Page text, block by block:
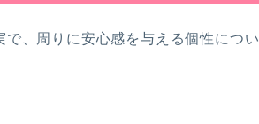
、周りに安心感を与える個性につい